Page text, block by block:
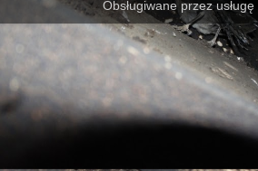
Obsługiwane przez usługę